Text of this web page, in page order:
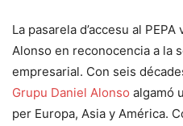
La pasarela d’accesu al
Alonso en reconocencia a la
empresarial. Con seis
Grupu Daniel Alonso algamó
per Europa, Asia y América.